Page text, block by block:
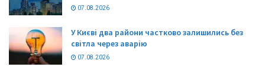
07.08.2026
У Києві два райони частково залишились без
світла через аварію
07.08.2026